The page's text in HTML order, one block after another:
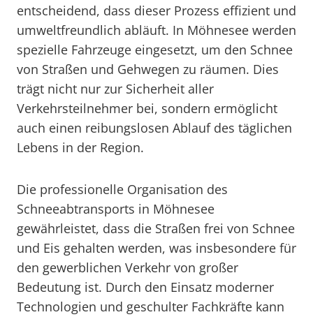
entscheidend, dass dieser Prozess effizient und
umweltfreundlich abläuft. In Möhnesee werden
spezielle Fahrzeuge eingesetzt, um den Schnee
von Straßen und Gehwegen zu räumen. Dies
trägt nicht nur zur Sicherheit aller
Verkehrsteilnehmer bei, sondern ermöglicht
auch einen reibungslosen Ablauf des täglichen
Lebens in der Region.
Die professionelle Organisation des
Schneeabtransports in Möhnesee
gewährleistet, dass die Straßen frei von Schnee
und Eis gehalten werden, was insbesondere für
den gewerblichen Verkehr von großer
Bedeutung ist. Durch den Einsatz moderner
Technologien und geschulter Fachkräfte kann